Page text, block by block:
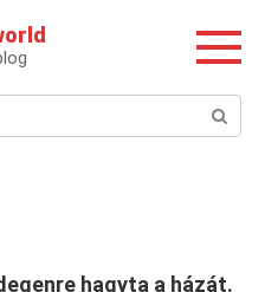
hagyta a házát.